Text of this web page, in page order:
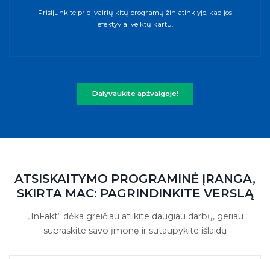
Prisijunkite prie įvairių kitų programų žiniatinklyje, kad jos
efektyviai veiktų kartu.
Dalyvaukite apžvalgoje!
ATSISKAITYMO PROGRAMINĖ ĮRANGA,
SKIRTA MAC: PAGRINDINKITE VERSLĄ
„InFakt“ dėka greičiau atlikite daugiau darbų, geriau
supraskite savo įmonę ir sutaupykite išlaidų